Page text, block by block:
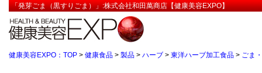
「発芽ごま（黒すりごま）」:株式会社和田萬商店【健康美容EXPO】
健康美容EXPO：TOP > 健康食品 > 製品 > ハーブ > 東洋ハーブ加工食品 > ごま